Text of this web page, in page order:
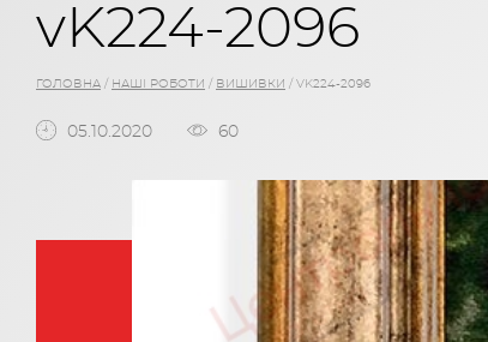
vK224-2096
ГОЛОВНА / НАШІ РОБОТИ / ВИШИВКИ / VK224-2096
05.10.2020 60